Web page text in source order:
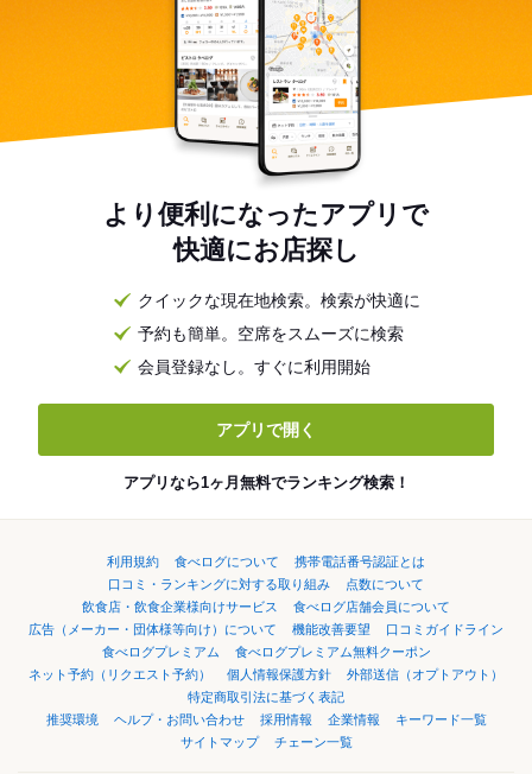
より便利になったアプリで
快適にお店探し
クイックな現在地検索。検索が快適に
予約も簡単。空席をスムーズに検索
会員登録なし。すぐに利用開始
アプリで開く
アプリなら1ヶ月無料でランキング検索！
利用規約 食べログについて
携帯電話番号認証とは
口コミ・ランキングに対する取り組み
点数について
飲食店・飲食企業様向けサービス
食べログ店舗会員について
広告（メーカー・団体様等向け）について
機能改善要望
口コミガイドライン
食べログプレミアム
食べログプレミアム無料クーポン
ネット予約（リクエスト予約）
個人情報保護方針
外部送信（オプトアウト）
特定商取引法に基づく表記
推奨環境
ヘルプ・お問い合わせ 採用情報 企業情報
キーワード一覧
サイトマップ
チェーン一覧